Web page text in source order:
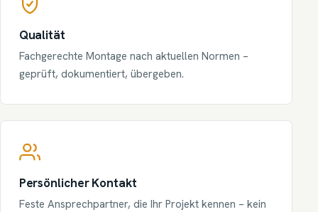
Qualität
Fachgerechte Montage nach aktuellen Normen –
geprüft, dokumentiert, übergeben.
Persönlicher Kontakt
Feste Ansprechpartner, die Ihr Projekt kennen – kein